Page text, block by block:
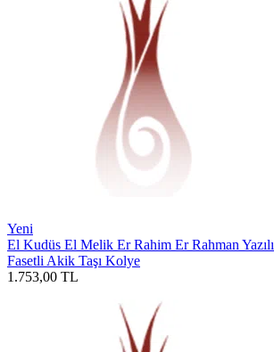
Yeni
El Kudüs El Melik Er Rahim Er Rahman Yazılı
Fasetli Akik Taşı Kolye
1.753,00 TL